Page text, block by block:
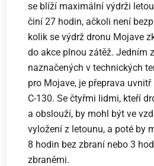
se blíží maximální výdrži
činí 27 hodin, ačkoli není
kolik se výdrž dronu Mojave
do akce plnou zátěž. Jedním
naznačených v technických
pro Mojave, je přeprava
C-130. Se čtyřmi lidmi, kteří
a obslouží, by mohl být ve
vyložení z letounu, a poté by
8 hodin bez zbraní nebo 3
zbraněmi.